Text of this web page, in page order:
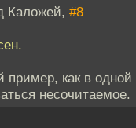
Каложей, #8
пример, как в
несочитаемое.